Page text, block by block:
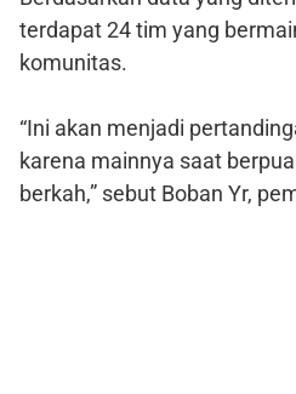
terdapat 24 tim yang
komunitas.
“Ini akan menjadi
karena mainnya saat
berkah,” sebut Boban Yr,